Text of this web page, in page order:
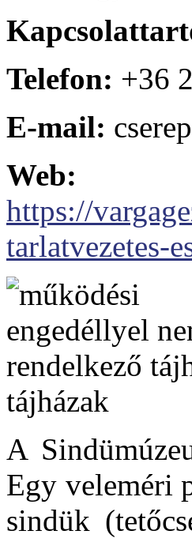
Telefon: +36
E-mail:
Web:
https://
tarlatvezetes-
tájházak
A
Egy veleméri
sindük